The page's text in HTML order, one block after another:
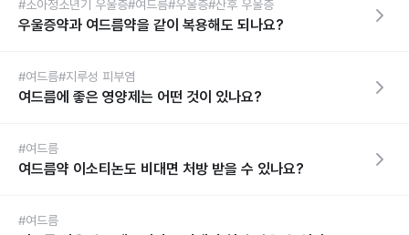
#소아청소년기 우울증#여드름#우울증#산후 우울증
우울증약과 여드름약을 같이 복용해도 되나요?
#여드름#지루성 피부염
여드름에 좋은 영양제는 어떤 것이 있나요?
#여드름
여드름약 이소티논도 비대면 처방 받을 수 있나요?
#여드름